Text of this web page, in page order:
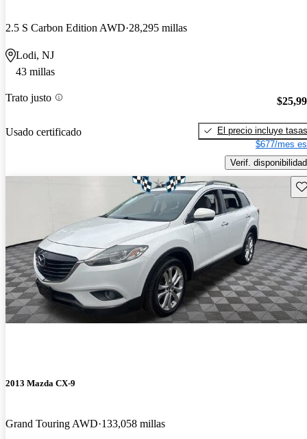
2.5 S Carbon Edition AWD 28,295 millas
Lodi, NJ
43 millas
Trato justo
Usado certificado
El precio incluye tasas
$677/mes
Verif. disponibilidad
2013 Mazda CX-9
Grand Touring AWD 133,058 millas